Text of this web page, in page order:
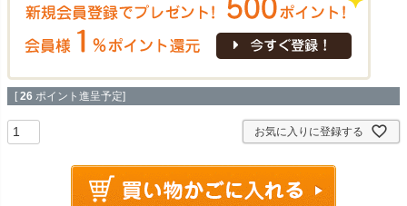
[ 26 ポイント進呈予定]
お気に入りに登録する